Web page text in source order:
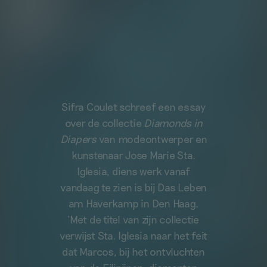
Sifra Coulet schreef een essay
over de collectie Diamonds in
Diapers van modeontwerper en
kunstenaar Jose Marie Sta.
Iglesia, diens werk vanaf
vandaag te zien is bij Das Leben
am Haverkamp in Den Haag.
‘Met de titel van zijn collectie
verwijst Sta. Iglesia naar het feit
dat Marcos, bij het ontvluchten